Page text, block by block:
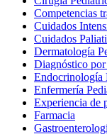
Competencias
Cuidados
Cuidados
Dermatología
Diagnóstico
Endocrinología
Enfermería
Experiencia de
Farmacia